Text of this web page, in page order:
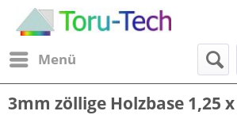
Menü
3mm zöllige Holzbase 1,25